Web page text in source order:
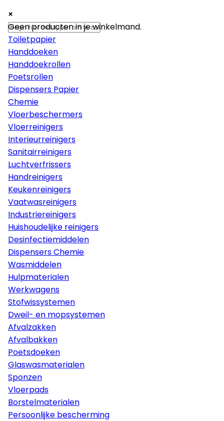
×
Papier
Toiletpapier
Handdoeken
Handdoekrollen
Poetsrollen
Dispensers Papier
Chemie
Vloerbeschermers
Vloerreinigers
Interieurreinigers
Sanitairreinigers
Luchtverfrissers
Handreinigers
Keukenreinigers
Vaatwasreinigers
Industriereinigers
Huishoudelijke reinigers
Desinfectiemiddelen
Dispensers Chemie
Wasmiddelen
Hulpmaterialen
Werkwagens
Stofwissystemen
Dweil- en mopsystemen
Afvalzakken
Afvalbakken
Poetsdoeken
Glaswasmaterialen
Sponzen
Vloerpads
Borstelmaterialen
Persoonlijke bescherming
×
×
Geen producten in je winkelmand.